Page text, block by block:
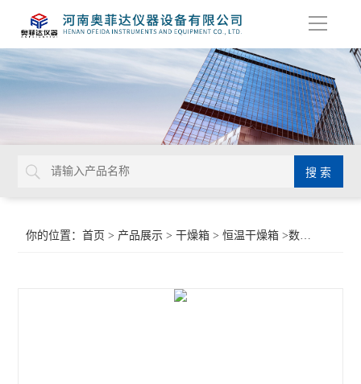
导
你的位置：首页 > 产品展示 >干燥箱 >恒温干燥箱 >数显恒温鼓风干燥箱